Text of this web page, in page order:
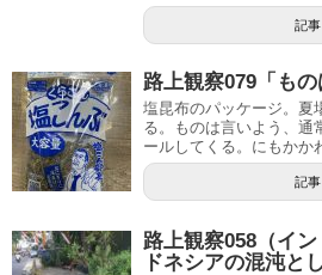
記
路上観察079「もの
塩昆布のパッケージ。夏
る。ものは言いよう、通
ールしてくる。にもかか
記
路上観察058（イ
ドネシアの混沌と